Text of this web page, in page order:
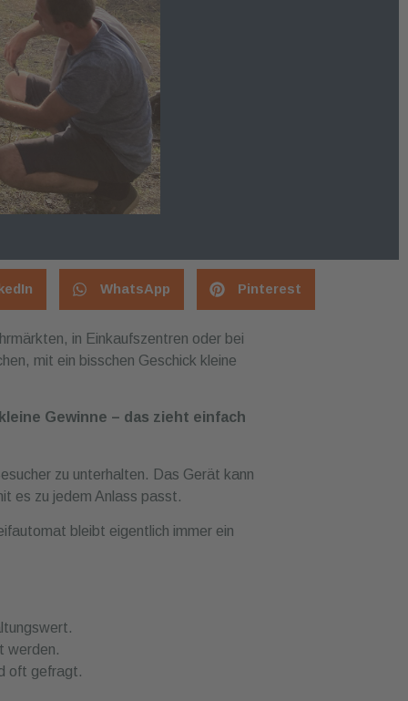
WhatsApp Pinterest
in Einkaufszentren oder bei
mit ein bisschen Geschick kleine
Gewinne – das zieht einfach
zu unterhalten. Das Gerät kann
es zu jedem Anlass passt.
bleibt eigentlich immer ein
werden.
oft gefragt.